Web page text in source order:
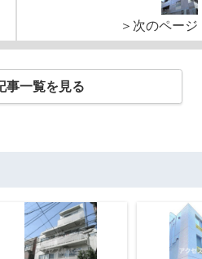
＞次のページ
事一覧を見る